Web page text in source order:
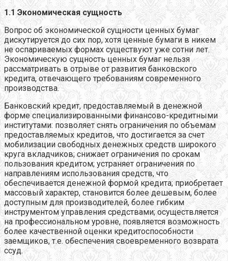
1.1 Экономическая сущность
Вопрос об экономической сущности ценных бумаг
дискутируется до сих пор, хотя ценные бумаги в никем
не оспариваемых формах существуют уже сотни лет.
Экономическую сущность ценных бумаг нельзя
рассматривать в отрыве от развития банковского
кредита, отвечающего требованиям современного
производства.
Банковский кредит, предоставляемый в денежной
форме специализированными финансово-кредитными
институтами: позволяет снять ограничения по объемам
предоставляемых кредитов, что достигается за счет
мобилизации свободных денежных средств широкого
круга вкладчиков; снижает ограничения по срокам
пользования кредитом; устраняет ограничения по
направлениям использования средств, что
обеспечивается денежной формой кредита; приобретает
массовый характер, становится более дешевым, более
доступным для производителей, более гибким
инструментом управления средствами; осуществляется
на профессиональном уровне, появляется возможность
более качественной оценки кредитоспособности
заемщиков, т.е. обеспечения своевременного возврата
ссуд.